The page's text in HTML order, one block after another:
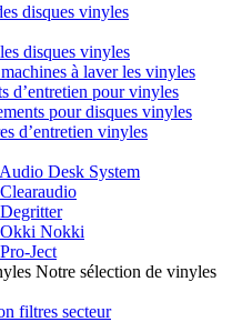
disques vinyles
disques vinyles
à laver les vinyles
d’entretien pour vinyles
pour disques vinyles
d’entretien vinyles
Desk System
Okki Nokki
Ject
Notre sélection de vinyles
filtres secteur